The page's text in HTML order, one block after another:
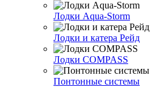
Лодки Aqua-Storm
Лодки и катера Рейд
Лодки COMPASS
Понтонные системы